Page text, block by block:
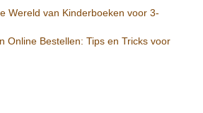
Wereld van Kinderboeken voor 3-
Online Bestellen: Tips en Tricks voor